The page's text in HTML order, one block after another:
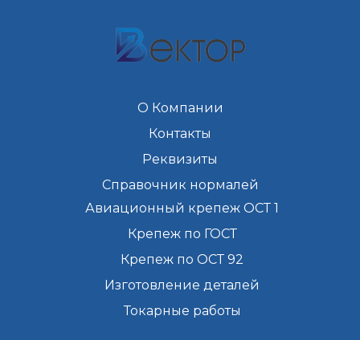
О Компании
Контакты
Реквизиты
Справочник нормалей
Авиационный крепеж ОСТ 1
Крепеж по ГОСТ
Крепеж по ОСТ 92
Изготовление деталей
Токарные работы